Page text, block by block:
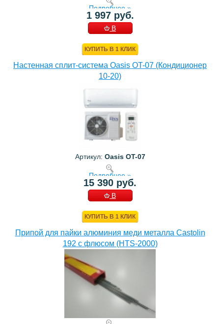
Подробнее »
1 997 руб.
В
КУПИТЬ В 1 КЛИК
Настенная сплит-система Oasis OT-07 (Кондиционер
10-20)
Артикул: Oasis OT-07
Подробнее »
15 390 руб.
В
КУПИТЬ В 1 КЛИК
Припой для пайки алюминия меди металла Castolin
192 с флюсом (HTS-2000)